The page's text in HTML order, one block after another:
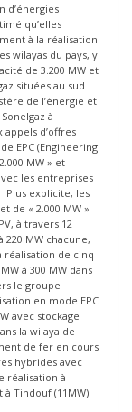
d’énergies
qu’elles
à la réalisation
wilayas du pays, y
de 3.200 MW et
situées au sud
de l’énergie et
à
d’offres
EPC (Engineering
MW » et
les entreprises
Plus explicite, les
de « 2.000 MW »
à travers 12
220 MW chacune,
réalisation de cinq
à 300 MW dans
le groupe
en mode EPC
avec stockage
la wilaya de
de fer en cours
hybrides avec
réalisation à
Tindouf (11MW).